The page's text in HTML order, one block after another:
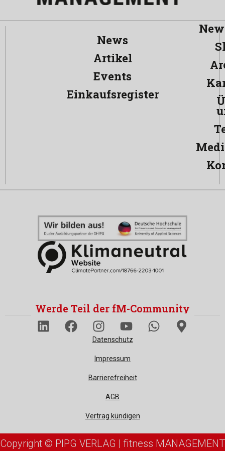
News
Artikel
Events
Einkaufsregister
Werde Teil der fM-Community
Datenschutz
Impressum
Barrierefreiheit
AGB
Vertrag kündigen
Copyright © PIPG VERLAG | fitness MANAGEMENT